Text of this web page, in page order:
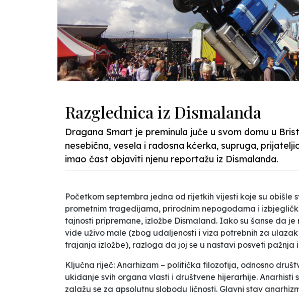
Razglednica iz Dismalanda
Dragana Smart je preminula juče u svom domu u
nesebična, vesela i radosna kćerka, supruga,
imao čast objaviti njenu reportažu iz Dismalanda.
Početkom septembra jedna od rijetkih vijesti koje su obišle
prometnim tragedijama, prirodnim nepogodama i
tajnosti pripremane, izložbe Dismaland. Iako su šanse da
vide uživo male (zbog udaljenosti i viza potrebnih za
trajanja izložbe), razloga da joj se u nastavi posveti pažnja
Ključna riječ: Anarhizam – politička filozofija, odnosno
ukidanje svih organa vlasti i društvene hijerarhije. Anarhisti
zalažu se za apsolutnu slobodu ličnosti. Glavni stav